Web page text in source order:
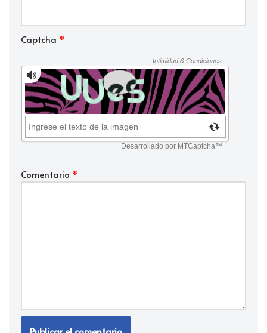
Captcha *
Comentario *